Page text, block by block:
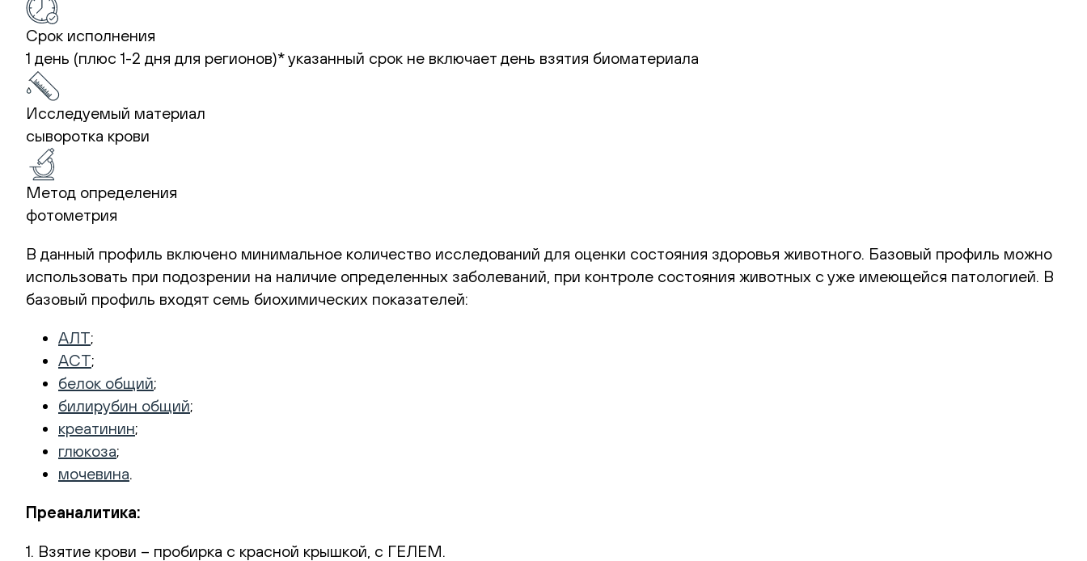
Срок исполнения
1 день (плюс 1-2 дня для регионов)*указанный срок не включает день взятия биоматериала
Исследуемый материал
сыворотка крови
Метод определения
фотометрия
В данный профиль включено минимальное количество исследований для оценки состояния здоровья животного. Базовый профиль можно
использовать при подозрении на наличие определенных заболеваний, при контроле состояния животных с уже имеющейся патологией. В
базовый профиль входят семь биохимических показателей:
АЛТ;
АСТ;
белок общий;
билирубин общий;
креатинин;
глюкоза;
мочевина
Преаналитика:
1. Взятие крови – пробирка с красной крышкой, с ГЕЛЕМ.